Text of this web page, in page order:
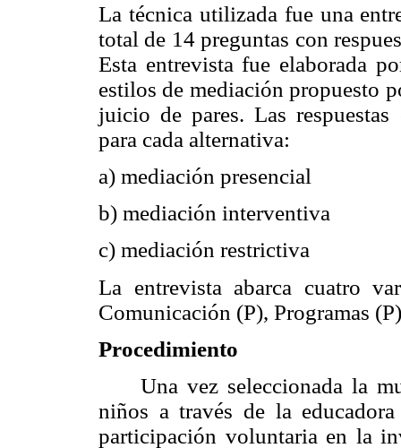
La técnica utilizada fue una
total de 14 preguntas con
Esta entrevista fue elaborada
estilos de mediación propuesto
juicio de pares. Las
para cada alternativa:
a) mediación presencial
b) mediación interventiva
c) mediación restrictiva
La entrevista abarca cuatro
Comunicación (P), Programas
Procedimiento
Una vez seleccionada la
niños a través de la
participación voluntaria en la